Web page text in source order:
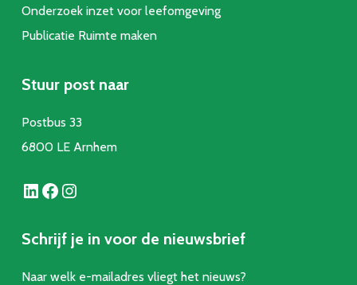
Onderzoek inzet voor leefomgeving
Publicatie Ruimte maken
Stuur post naar
Postbus 33
6800 LE Arnhem
LinkedIn Facebook Instagram
Schrijf je in voor de nieuwsbrief
Naar welk e-mailadres vliegt het nieuws?